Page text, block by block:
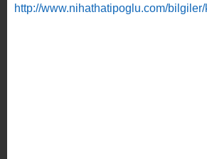
http://www.nihathatipoglu.com/